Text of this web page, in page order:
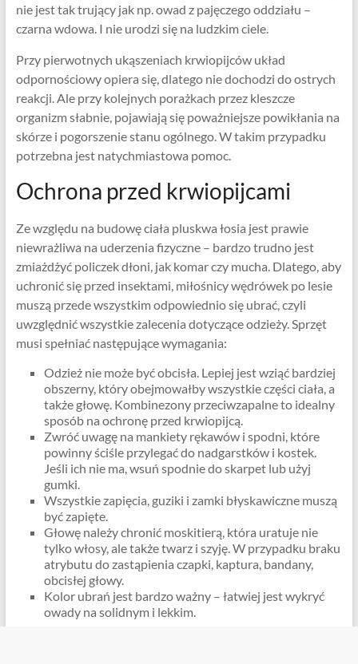
nie jest tak trujący jak np. owad z pajęczego oddziału –
czarna wdowa. I nie urodzi się na ludzkim ciele.
Przy pierwotnych ukąszeniach krwiopijców układ
odpornościowy opiera się, dlatego nie dochodzi do ostrych
reakcji. Ale przy kolejnych porażkach przez kleszcze
organizm słabnie, pojawiają się poważniejsze powikłania na
skórze i pogorszenie stanu ogólnego. W takim przypadku
potrzebna jest natychmiastowa pomoc.
Ochrona przed krwiopijcami
Ze względu na budowę ciała pluskwa łosia jest prawie
niewrażliwa na uderzenia fizyczne – bardzo trudno jest
zmiażdżyć policzek dłoni, jak komar czy mucha. Dlatego, aby
uchronić się przed insektami, miłośnicy wędrówek po lesie
muszą przede wszystkim odpowiednio się ubrać, czyli
uwzględnić wszystkie zalecenia dotyczące odzieży. Sprzęt
musi spełniać następujące wymagania:
Odzież nie może być obcisła. Lepiej jest wziąć bardziej
obszerny, który obejmowałby wszystkie części ciała, a
także głowę. Kombinezony przeciwzapalne to idealny
sposób na ochronę przed krwiopijcą.
Zwróć uwagę na mankiety rękawów i spodni, które
powinny ściśle przylegać do nadgarstków i kostek.
Jeśli ich nie ma, wsuń spodnie do skarpet lub użyj
gumki.
Wszystkie zapięcia, guziki i zamki błyskawiczne muszą
być zapięte.
Głowę należy chronić moskitierą, która uratuje nie
tylko włosy, ale także twarz i szyję. W przypadku braku
atrybutu do zastąpienia czapki, kaptura, bandany,
obcisłej głowy.
Kolor ubrań jest bardzo ważny – łatwiej jest wykryć
owady na solidnym i lekkim.